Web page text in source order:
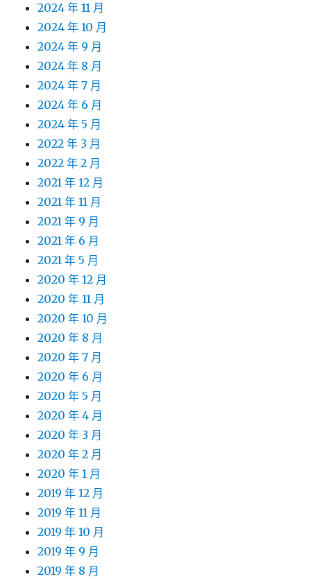
2024 年 11 月
2024 年 10 月
2024 年 9 月
2024 年 8 月
2024 年 7 月
2024 年 6 月
2024 年 5 月
2022 年 3 月
2022 年 2 月
2021 年 12 月
2021 年 11 月
2021 年 9 月
2021 年 6 月
2021 年 5 月
2020 年 12 月
2020 年 11 月
2020 年 10 月
2020 年 8 月
2020 年 7 月
2020 年 6 月
2020 年 5 月
2020 年 4 月
2020 年 3 月
2020 年 2 月
2020 年 1 月
2019 年 12 月
2019 年 11 月
2019 年 10 月
2019 年 9 月
2019 年 8 月